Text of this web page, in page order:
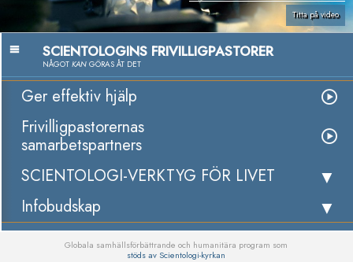
Titta på video
SCIENTOLOGINS FRIVILLIGPASTORER
NÅGOT KAN GÖRAS ÅT DET
Ger effektiv hjälp
Frivilligpastorernas
samarbetspartners
SCIENTOLOGI-VERKTYG FÖR LIVET
Infobudskap
Globala samhällsförbättrande och humanitära program som
stöds av Scientologi-kyrkan